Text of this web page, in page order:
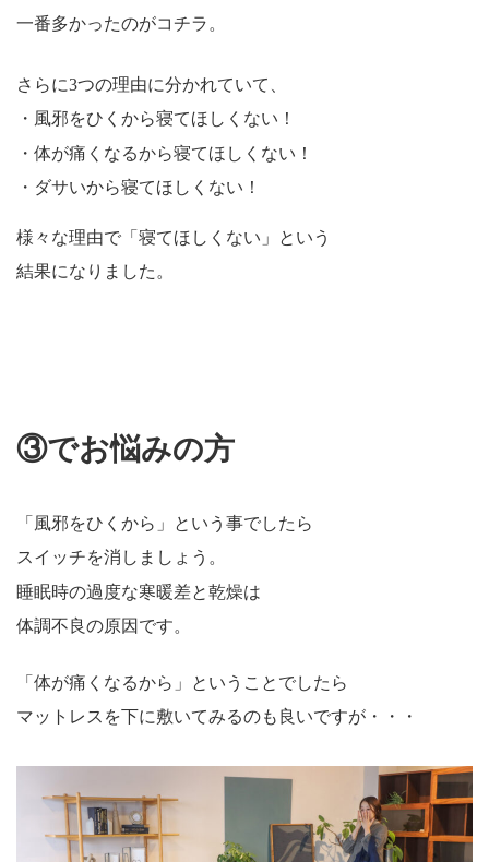
一番多かったのがコチラ。
さらに3つの理由に分かれていて、
・風邪をひくから寝てほしくない！
・体が痛くなるから寝てほしくない！
・ダサいから寝てほしくない！
様々な理由で「寝てほしくない」という
結果になりました。
③でお悩みの方
「風邪をひくから」という事でしたら
スイッチを消しましょう。
睡眠時の過度な寒暖差と乾燥は
体調不良の原因です。
「体が痛くなるから」ということでしたら
マットレスを下に敷いてみるのも良いですが・・・